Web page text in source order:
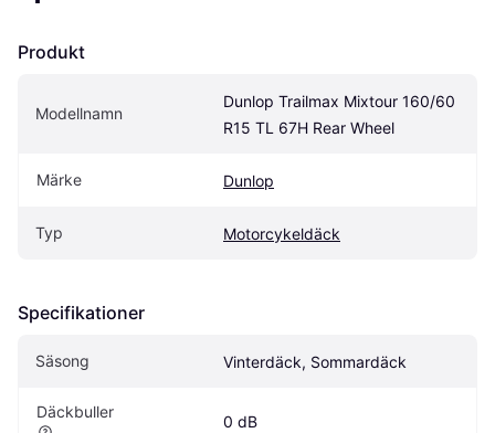
Produkt
Modellnamn
Dunlop Trailmax Mixtour 160/60
R15 TL 67H Rear Wheel
Märke Dunlop
Typ Motorcykeldäck
Specifikationer
Säsong Vinterdäck, Sommardäck
Däckbuller
0 dB